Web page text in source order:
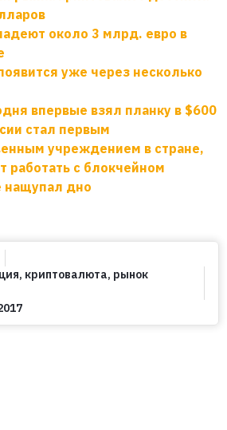
около 3 млрд. евро в
уже через несколько
впервые взял планку в $600
стал первым
учреждением в стране,
работать с блокчейном
нащупал дно
, криптовалюта, рынок